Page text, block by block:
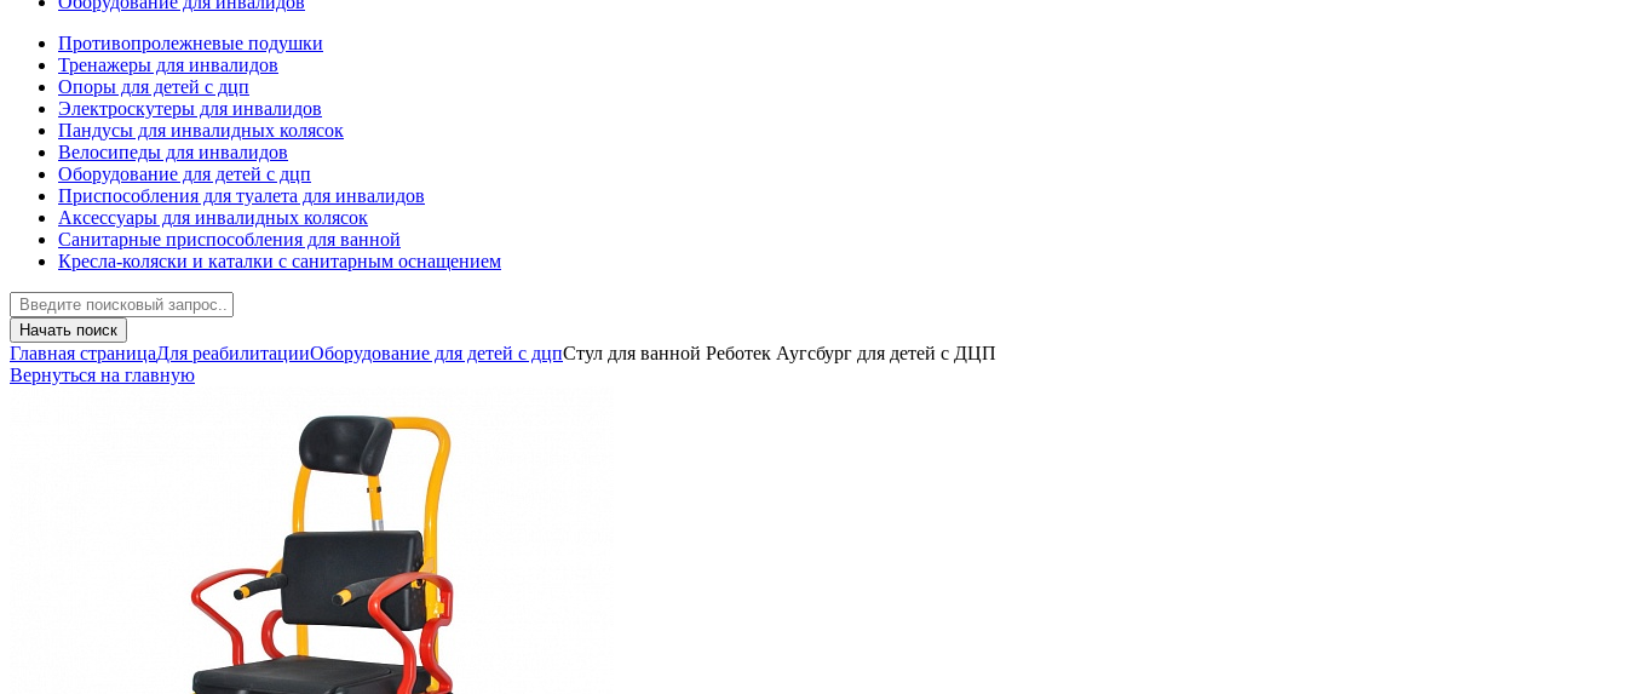
Противопролежневые подушки
Тренажеры для инвалидов
Опоры для детей с дцп
Электроскутеры для инвалидов
Пандусы для инвалидных колясок
Велосипеды для инвалидов
Оборудование для детей с дцп
Приспособления для туалета для инвалидов
Аксессуары для инвалидных колясок
Санитарные приспособления для ванной
Кресла-коляски и каталки с санитарным оснащением
Начать поиск
Главная страницаДля реабилитацииОборудование для детей с дцпСтул для ванной Реботек Аугсбург для детей с ДЦП
Вернуться на главную